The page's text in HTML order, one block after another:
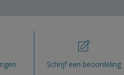
Schrijf een beoordeling